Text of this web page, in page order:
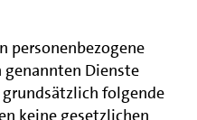
personenbezogene
genannten Dienste
grundsätzlich folgende
keine gesetzlichen